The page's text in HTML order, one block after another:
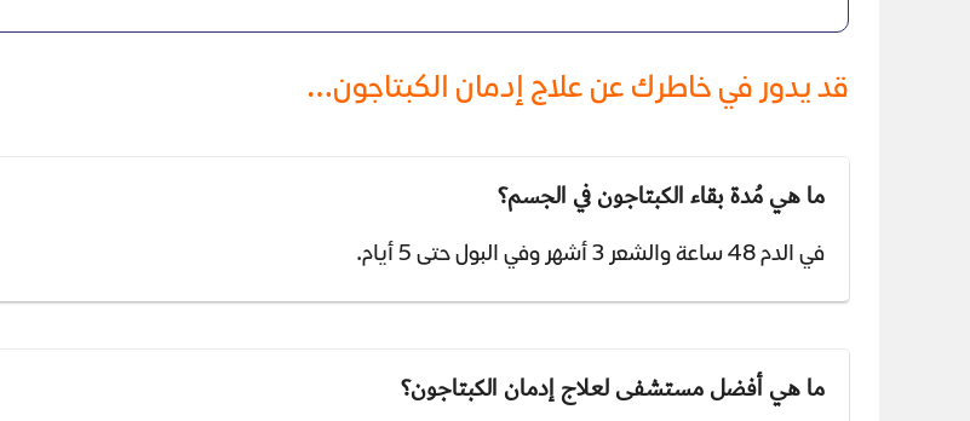
قد يدور في خاطرك عن علاج إدمان الكبتاجون…
ما هي مُدة بقاء الكبتاجون في الجسم؟
في الدم 48 ساعة والشعر 3 أشهر وفي البول حتى 5 أيام.
ما هي أفضل مستشفى لعلاج إدمان الكبتاجون؟